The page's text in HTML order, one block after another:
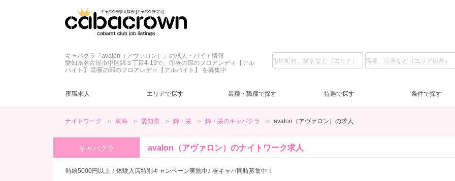
キャバクラ『avalon（アヴァロン）』の求人・バイト情報
愛知県名古屋市中区錦３丁目4-19で、①昼の部のフロアレディ【アル
バイト】 ②夜の部のフロアレディ【アルバイト】 を募集中
夜職求人 エリアで探す
(20) 錦・栄 (8) 名駅・中村区 (2)
春日井・小牧 (1) 一宮・稲沢 (1)
愛知県その他 (2)
業種・職種で探す
キャバクラ (27) ラウンジ (1) フロアレディ (28)
待遇で探す
ネイル自由 (2) 髪型自由 (5) LINE質問 (20) 日給1万円～
ヘアメ不要 (3) 交通費支給 (3)
客引きなし (1) 未経験歓迎 (26) 経験者優遇
条件で探す
(23) 私服 (2) 服装自由 (4) 深夜【22～5時】
日曜営業 (16) 祝日営業 (25)
50代 (1)
ナイトワーク 東海 愛知県 錦・栄 錦・栄のキャバクラ avalon（アヴァロン）の求人
キャバクラ avalon（アヴァロン）のナイトワーク求人
時給5000円以上！体験入店特別キャンペーン実施中♪ 昼キャバ同時募集中！